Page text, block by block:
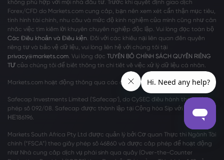
không phù hợp với mọi nhà đầu tư. Trước khi quyết định giao dịch
Forex/CFD do Markets.com cung cấp, bạn nên xem xét cẩn thận mục tiêu,
tình hình tài chính, nhu cầu và mức độ kinh nghiệm của mình cũng như cân
nhắc việc tìm kiếm lời khuyên chuyên nghiệp độc lập. Vui lòng đọc toàn bộ
Các Điều khoản và Điều kiện. Đối với các khiếu nại liên quan đến quyền
riêng tư và bảo vệ dữ liệu, vui lòng liên hệ với chúng tôi tại
privacy@markets.com. Vui lòng đọc TUYÊN BỐ CHÍNH SÁCH QUYỀN RIÊNG
TƯ của chúng tôi để biết thông tin chi tiết về việc xử lý dữ liệu cá nhân.
Markets.com hoạt động thông qua các chi nhánh sau:
Safecap Investments Limited ('Safecap'), do CySEC điều hành theo giấy
phép số 092/08. Safecap được thành lập tại Cộng hòa Síp với số công ty
ΗΕ186196.
Markets South Africa Pty Ltd được quản lý bởi Cơ quan Thực thi Ngành Tài
chính (“FSCA”) theo giấy phép số 46860 và được cấp phép để hoạt động
như Nhà cung cấp dịch vụ phái sinh qua quầy (Over-the-Counter